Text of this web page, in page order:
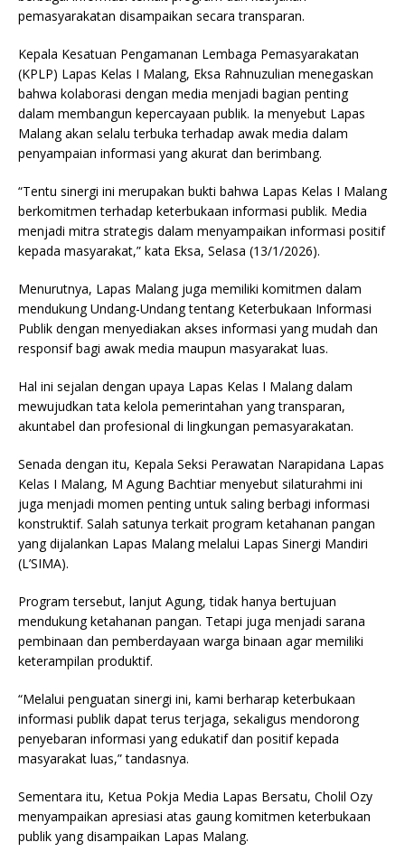
pemasyarakatan disampaikan secara transparan.
Kepala Kesatuan Pengamanan Lembaga Pemasyarakatan
(KPLP) Lapas Kelas I Malang, Eksa Rahnuzulian menegaskan
bahwa kolaborasi dengan media menjadi bagian penting
dalam membangun kepercayaan publik. Ia menyebut Lapas
Malang akan selalu terbuka terhadap awak media dalam
penyampaian informasi yang akurat dan berimbang.
“Tentu sinergi ini merupakan bukti bahwa Lapas Kelas I Malang
berkomitmen terhadap keterbukaan informasi publik. Media
menjadi mitra strategis dalam menyampaikan informasi positif
kepada masyarakat,” kata Eksa, Selasa (13/1/2026).
Menurutnya, Lapas Malang juga memiliki komitmen dalam
mendukung Undang-Undang tentang Keterbukaan Informasi
Publik dengan menyediakan akses informasi yang mudah dan
responsif bagi awak media maupun masyarakat luas.
Hal ini sejalan dengan upaya Lapas Kelas I Malang dalam
mewujudkan tata kelola pemerintahan yang transparan,
akuntabel dan profesional di lingkungan pemasyarakatan.
Senada dengan itu, Kepala Seksi Perawatan Narapidana Lapas
Kelas I Malang, M Agung Bachtiar menyebut silaturahmi ini
juga menjadi momen penting untuk saling berbagi informasi
konstruktif. Salah satunya terkait program ketahanan pangan
yang dijalankan Lapas Malang melalui Lapas Sinergi Mandiri
(L’SIMA).
Program tersebut, lanjut Agung, tidak hanya bertujuan
mendukung ketahanan pangan. Tetapi juga menjadi sarana
pembinaan dan pemberdayaan warga binaan agar memiliki
keterampilan produktif.
“Melalui penguatan sinergi ini, kami berharap keterbukaan
informasi publik dapat terus terjaga, sekaligus mendorong
penyebaran informasi yang edukatif dan positif kepada
masyarakat luas,” tandasnya.
Sementara itu, Ketua Pokja Media Lapas Bersatu, Cholil Ozy
menyampaikan apresiasi atas gaung komitmen keterbukaan
publik yang disampaikan Lapas Malang.